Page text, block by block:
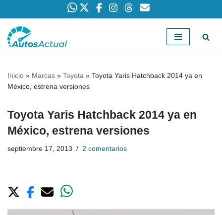
Saltar
Inicio » Marcas » Toyota » Toyota Yaris Hatchback 2014 ya en
México, estrena versiones
Toyota Yaris Hatchback 2014 ya en
México, estrena versiones
septiembre 17, 2013 2 comentarios